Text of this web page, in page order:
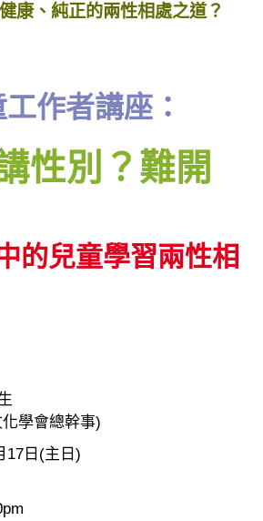
康、純正的兩性相處之道？
作者講座：
性別？難開
的兒童學習兩性相
學會總幹事)
17日(主日)